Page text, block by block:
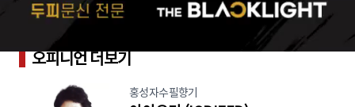
오피니언 더보기
홍성자수필향기